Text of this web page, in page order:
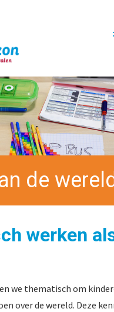
de wereld
werken
we thematisch om
over de wereld. Deze